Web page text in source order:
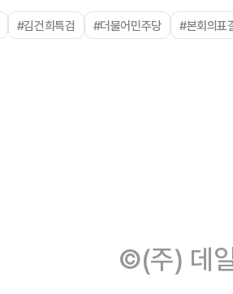
#김건희특검 #더불어민주당 #본회의표
©(주) 데